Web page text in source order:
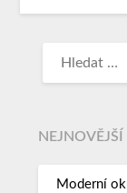
Moderní